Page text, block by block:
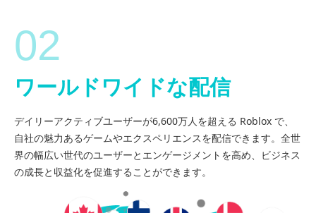
02
ワールドワイドな配信
デイリーアクティブユーザーが6,600万人を超える Roblox で、
自社の魅力あるゲームやエクスペリエンスを配信できます。全世
界の幅広い世代のユーザーとエンゲージメントを高め、ビジネス
の成長と収益化を促進することができます。